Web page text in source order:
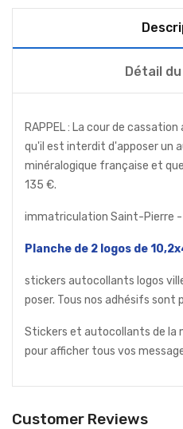
Détail
RAPPEL : La cour de
qu'il est interdit d'apposer un
minéralogique française et
135 €.
immatriculation Saint-Pierre
Planche de 2 logos de
stickers autocollants logos
poser. Tous nos adhésifs sont
Stickers et autocollants de la
pour afficher tous vos
Customer Reviews